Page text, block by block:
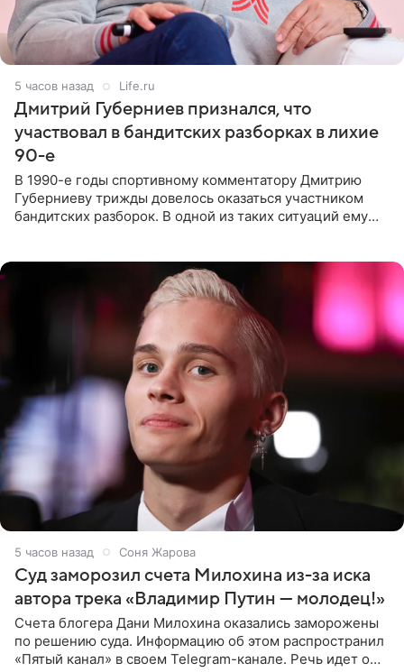
5 часов назад Life.ru
Дмитрий Губерниев признался, что
участвовал в бандитских разборках в лихие
90-е
В 1990-е годы спортивному комментатору Дмитрию
Губерниеву трижды довелось оказаться участником
бандитских разборок. В одной из таких ситуаций ему
5 часов назад Соня Жарова
Суд заморозил счета Милохина из-за иска
автора трека «Владимир Путин — молодец!»
Счета блогера Дани Милохина оказались заморожены
по решению суда. Информацию об этом распространил
«Пятый канал» в своем Telegram-канале. Речь идет о